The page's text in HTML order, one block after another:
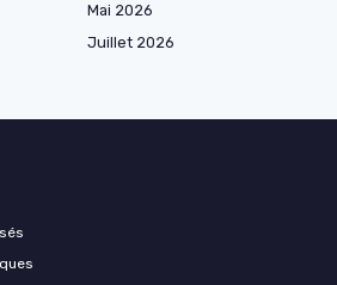
Mai 2026
Juillet 2026